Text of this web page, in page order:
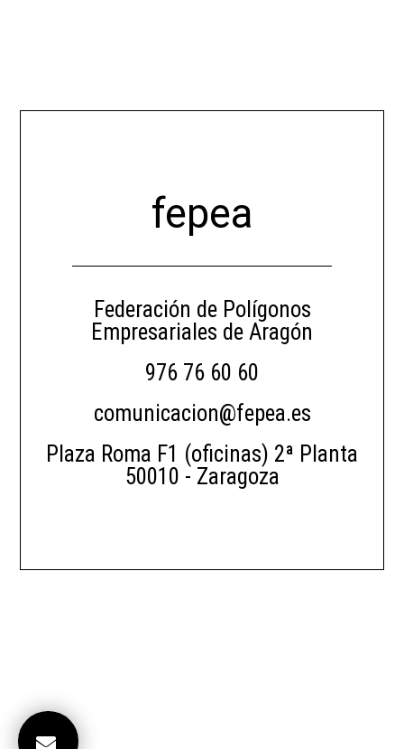
fepea
Federación de Polígonos
Empresariales de Aragón
976 76 60 60
comunicacion@fepea.es
Plaza Roma F1 (oficinas) 2ª Planta
50010 - Zaragoza